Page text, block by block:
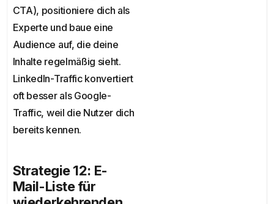
CTA), positioniere dich als
Experte und baue eine
Audience auf, die deine
Inhalte regelmäßig sieht.
LinkedIn-Traffic konvertiert
oft besser als Google-
Traffic, weil die Nutzer dich
bereits kennen.
Strategie 12: E-
Mail-Liste für